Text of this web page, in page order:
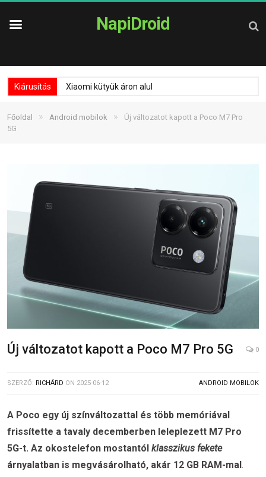
NapiDroid
Kiárusítás Xiaomi kütyük áron alul
Főoldal » Android mobilok »
Új változatot kapott a Poco M7 Pro
5G
Új változatot kapott a Poco M7 Pro 5G 0
SZERZŐ: RICHÁRD ON 2025-06-12 ANDROID MOBILOK
A Poco egy új színváltozattal és több memóriával
frissítette a tavaly decemberben leleplezett M7 Pro
5G-t. Az okostelefon mostantól klasszikus fekete
árnyalatban is megvásárolható, akár 12 GB RAM-mal .